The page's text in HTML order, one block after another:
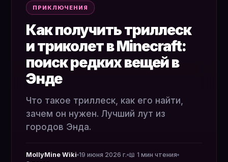
ПРИКЛЮЧЕНИЯ
Как получить триллеск
и триколет в Minecraft:
поиск редких вещей в
Энде
Что такое триллеск, как его найти,
зачем он нужен. Лучший лут из
городов Энда.
MollyMine Wiki 19 июня 2026 г. 📖 1 мин чтения